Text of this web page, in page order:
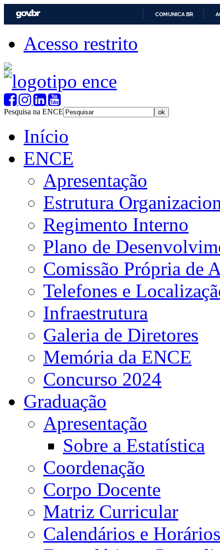
COMUNICA BR
Acesso restrito
Pesquisa na ENCE
Início
ENCE
Apresentação
Estrutura
Regimento Interno
Plano de
Comissão Própria de
Telefones e
Infraestrutura
Galeria de Diretores
Memória da ENCE
Concurso 2024
Graduação
Apresentação
Sobre a Estatística
Coordenação
Corpo Docente
Matriz Curricular
Calendários e Horários